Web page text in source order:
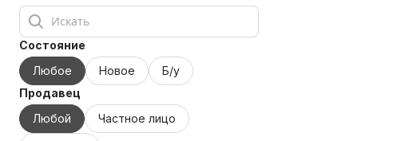
Состояние
Любое
Новое
Б/у
Продавец
Любой
Частное лицо